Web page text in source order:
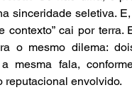
sinceridade seletiva.
contexto” cai por terra.
o mesmo dilema:
mesma fala,
reputacional envolvido.